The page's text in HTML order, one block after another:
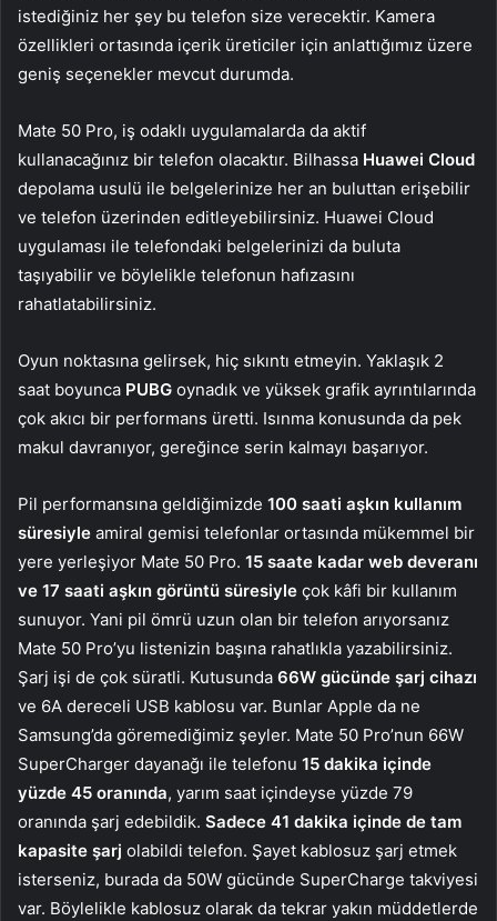
istediğiniz her şey bu telefon size verecektir. Kamera
özellikleri ortasında içerik üreticiler için anlattığımız üzere
geniş seçenekler mevcut durumda.
Mate 50 Pro, iş odaklı uygulamalarda da aktif
kullanacağınız bir telefon olacaktır. Bilhassa Huawei Cloud
depolama usulü ile belgelerinize her an buluttan erişebilir
ve telefon üzerinden editleyebilirsiniz. Huawei Cloud
uygulaması ile telefondaki belgelerinizi da buluta
taşıyabilir ve böylelikle telefonun hafızasını
rahatlatabilirsiniz.
Oyun noktasına gelirsek, hiç sıkıntı etmeyin. Yaklaşık 2
saat boyunca PUBG oynadık ve yüksek grafik ayrıntılarında
çok akıcı bir performans üretti. Isınma konusunda da pek
makul davranıyor, gereğince serin kalmayı başarıyor.
Pil performansına geldiğimizde 100 saati aşkın kullanım
süresiyle amiral gemisi telefonlar ortasında mükemmel bir
yere yerleşiyor Mate 50 Pro. 15 saate kadar web deveranı
ve 17 saati aşkın görüntü süresiyle çok kâfi bir kullanım
sunuyor. Yani pil ömrü uzun olan bir telefon arıyorsanız
Mate 50 Pro’yu listenizin başına rahatlıkla yazabilirsiniz.
Şarj işi de çok süratli. Kutusunda 66W gücünde şarj cihazı
ve 6A dereceli USB kablosu var. Bunlar Apple da ne
Samsung’da göremediğimiz şeyler. Mate 50 Pro’nun 66W
SuperCharger dayanağı ile telefonu 15 dakika içinde
yüzde 45 oranında, yarım saat içindeyse yüzde 79
oranında şarj edebildik. Sadece 41 dakika içinde de tam
kapasite şarj olabildi telefon. Şayet kablosuz şarj etmek
isterseniz, burada da 50W gücünde SuperCharge takviyesi
var. Böylelikle kablosuz olarak da tekrar yakın müddetlerde